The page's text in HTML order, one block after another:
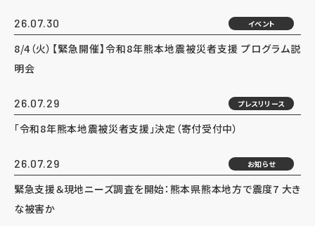
26.07.30 イベント
8/4（火）【緊急開催】令和8年熊本地震被災者支援 プログラム説
明会
26.07.29 プレスリリース
「令和8年熊本地震被災者支援」決定（寄付受付中）
26.07.29 お知らせ
緊急支援＆現地ニーズ調査を開始：熊本県熊本地方で震度7 大き
な被害か